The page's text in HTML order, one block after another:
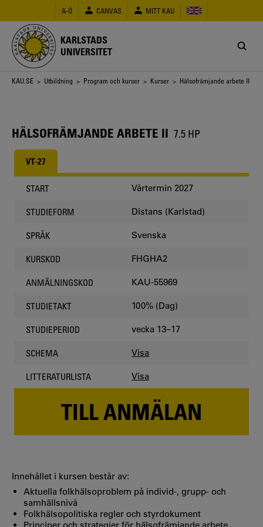
huvudinnehåll
A-Ö CANVAS MITT KAU
KARLSTADS
UNIVERSITET
Länkstig
KAU.SE > Utbildning > Program och kurser > Kurser > Hälsofrämjande arbete II
HÄLSOFRÄMJANDE ARBETE II 7.5 HP
VT-27
START Vårtermin 2027
STUDIEFORM Distans (Karlstad)
SPRÅK Svenska
KURSKOD FHGHA2
ANMÄLNINGSKOD KAU-55969
STUDIETAKT 100% (Dag)
STUDIEPERIOD vecka 13–17
SCHEMA Visa
LITTERATURLISTA Visa
TILL ANMÄLAN
Innehållet i kursen består av:
Aktuella folkhälsoproblem på individ-, grupp- och
samhällsnivå
Folkhälsopolitiska regler och styrdokument